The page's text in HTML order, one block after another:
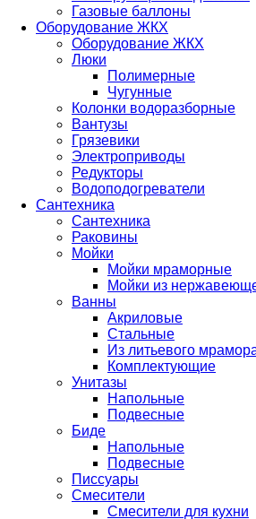
Газовые баллоны
Оборудование ЖКХ
Оборудование ЖКХ
Люки
Полимерные
Чугунные
Колонки водоразборные
Вантузы
Грязевики
Электроприводы
Редукторы
Водоподогреватели
Сантехника
Сантехника
Раковины
Мойки
Мойки мраморные
Мойки из
Ванны
Акриловые
Стальные
Из литьевого
Комплектующие
Унитазы
Напольные
Подвесные
Биде
Напольные
Подвесные
Писсуары
Смесители
Смесители для кухни